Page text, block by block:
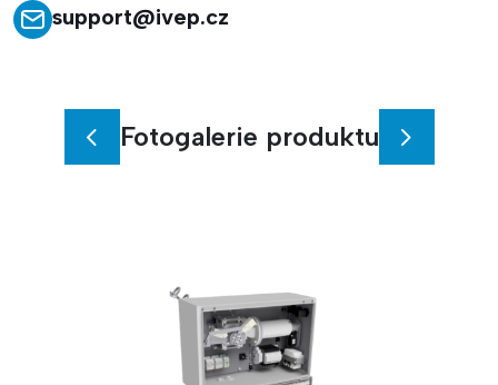
support@ivep.cz
Fotogalerie produktu